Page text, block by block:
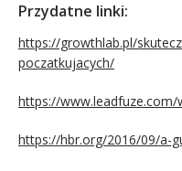
Przydatne linki:
https://growthlab.pl/
poczatkujacych/
https://
https://hbr.org/2016/09/a-